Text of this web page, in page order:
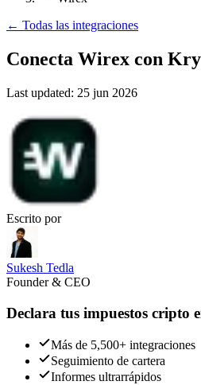
← Todas las integraciones
Conecta Wirex con
Last updated: 25 jun 2026
Escrito por
Sukesh Tedla
Founder & CEO
Declara tus impuestos cripto
Más de 5,500+ integraciones
Seguimiento de cartera
Informes ultrarrápidos